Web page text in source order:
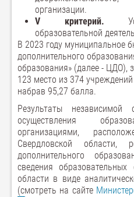
организации.
V критерий.
образовательной
В 2023 году муниципальное
дополнительного
образования» (далее - ЦДО),
123 место из 374
набрав 95,27 балла.
Результаты независимой
осуществления
организациями,
Свердловской области,
дополнительного
сведения образовательных
области в виде
(смотреть на сайте